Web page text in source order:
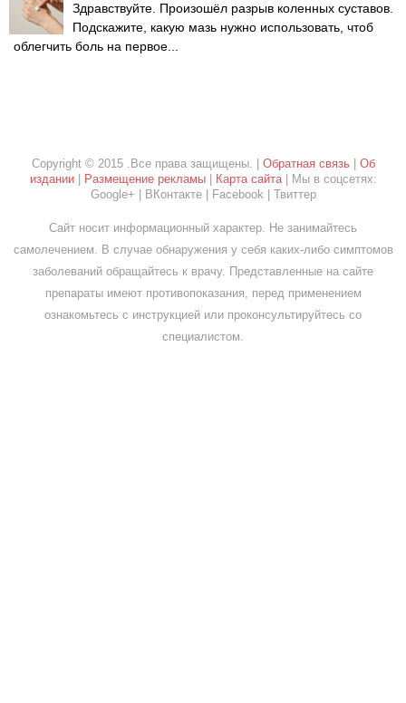
Здравствуйте. Произошёл разрыв коленных суставов.
Подскажите, какую мазь нужно использовать, чтоб
облегчить боль на первое...
Copyright © 2015 .Все права защищены. | Обратная связь| Об
издании| Размещение рекламы| Карта сайта| Мы в соцсетях:
Google+ | ВКонтакте | Facebook | Твиттер
Сайт носит информационный характер. Не занимайтесь
самолечением. В случае обнаружения у себя каких-либо симптомов
заболеваний обращайтесь к врачу. Представленные на сайте
препараты имеют противопоказания, перед применением
ознакомьтесь с инструкцией или проконсультируйтесь со
специалистом.